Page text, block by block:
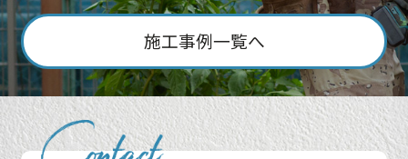
施工事例一覧へ